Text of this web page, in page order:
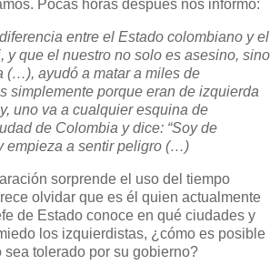
Pocas horas después nos informó:
entre el Estado colombiano y el
y que el nuestro no solo es asesino, sino
(…), ayudó a matar a miles de
simplemente porque eran de izquierda
uno va a cualquier esquina de
de Colombia y dice: “Soy de
empieza a sentir peligro (…)
sorprende el uso del tiempo
olvidar que es él quien actualmente
de Estado conoce en qué ciudades y
los izquierdistas, ¿cómo es posible
sea tolerado por su gobierno?